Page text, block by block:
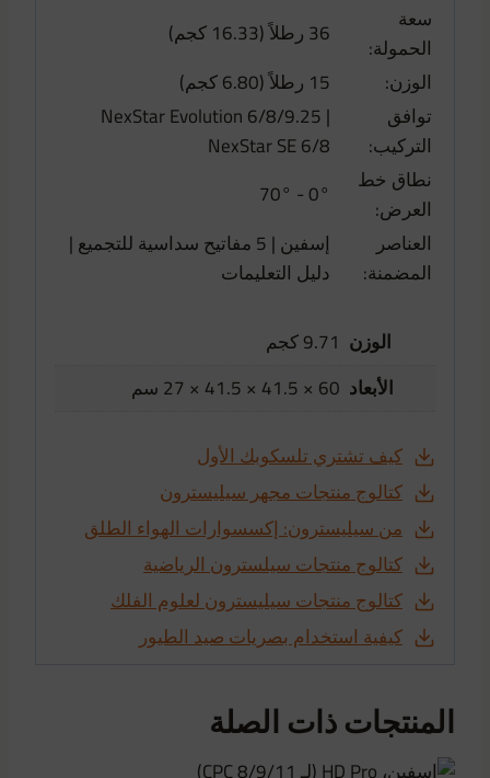
سعة
الحمولة:
36 رطلاً (16.33 كجم)
الوزن:
15 رطلاً (6.80 كجم)
توافق
التركيب:
NexStar Evolution 6/8/9.25 |
NexStar SE 6/8
نطاق خط
العرض:
0° - 70°
العناصر
المضمنة:
إسفين | 5 مفاتيح سداسية للتجميع |
دليل التعليمات
الوزن 9.71 كجم
الأبعاد 60 × 41.5 × 41.5 × 27 سم
كيف تشتري تلسكوبك الأول
كتالوج منتجات مجهر سيليسترون
من سيليسترون: إكسسوارات الهواء الطلق
كتالوج منتجات سيلسترون الرياضية
كتالوج منتجات سيليسترون لعلوم الفلك
كيفية استخدام بصريات صيد الطيور
المنتجات ذات الصلة